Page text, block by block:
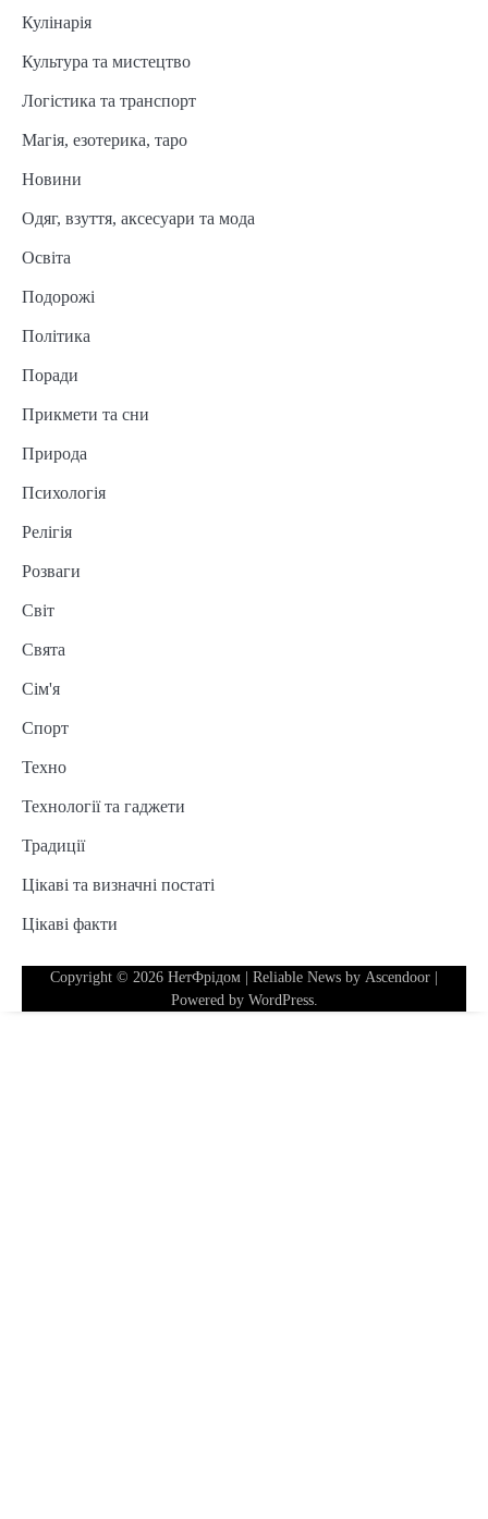
Кулінарія
Культура та мистецтво
Логістика та транспорт
Магія, езотерика, таро
Новини
Одяг, взуття, аксесуари та мода
Освіта
Подорожі
Політика
Поради
Прикмети та сни
Природа
Психологія
Релігія
Розваги
Світ
Свята
Сім'я
Спорт
Техно
Технології та гаджети
Традиції
Цікаві та визначні постаті
Цікаві факти
Copyright © 2026 НетФрідом | Reliable News by Ascendoor
Powered by WordPress.